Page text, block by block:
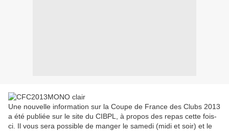
Une nouvelle information sur la Coupe de France des Clubs 2013
a été publiée sur le site du CIBPL, à propos des repas cette fois-
ci. Il vous sera possible de manger le samedi (midi et soir) et le